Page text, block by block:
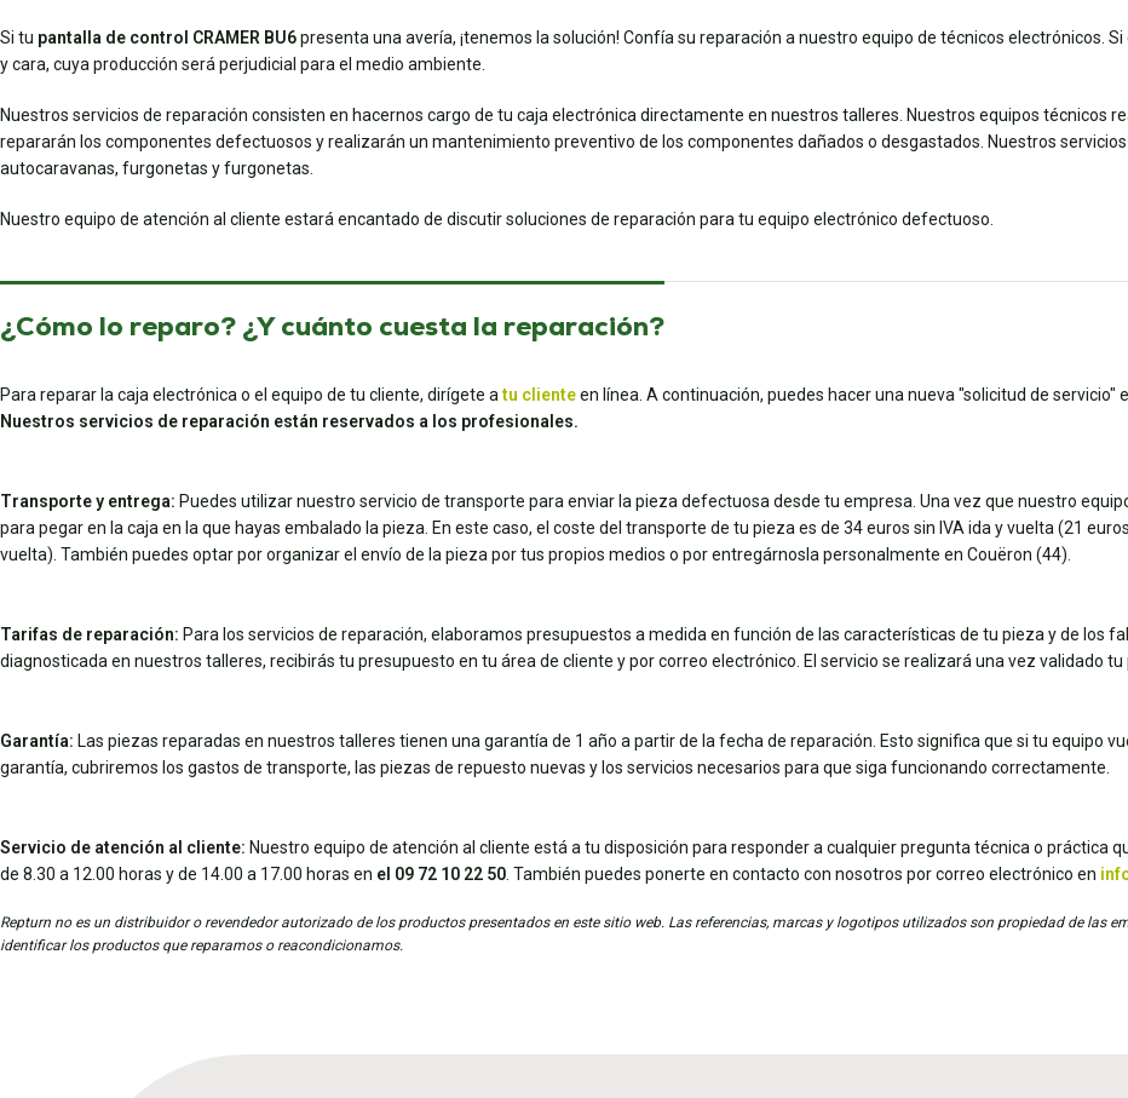
Si tu pantalla de control CRAMER BU6presenta una avería, ¡tenemos la solución! Confía su reparación a nuestro equipo de técnicos electrónicos.
y cara, cuya producción será perjudicial para el medio ambiente.
Nuestros servicios de reparación consisten en hacernos cargo de tu caja electrónica directamente en nuestros talleres. Nuestros equipos técnicos
repararán los componentes defectuosos y realizarán un mantenimiento preventivo de los componentes dañados o desgastados. Nuestros
autocaravanas, furgonetas y furgonetas.
Nuestro equipo de atención al cliente estará encantado de discutir soluciones de reparación para tu equipo electrónico defectuoso.
¿Cómo lo reparo? ¿Y cuánto cuesta la reparación?
Para reparar la caja electrónica o el equipo de tu cliente, dirígete atu clienteen línea. A continuación, puedes hacer una nueva "solicitud de
Nuestros servicios de reparación están reservados a los profesionales.
Transporte y entrega: Puedes utilizar nuestro servicio de transporte para enviar la pieza defectuosa desde tu empresa. Una vez que nuestro
para pegar en la caja en la que hayas embalado la pieza. En este caso, el coste del transporte de tu pieza es de 34 euros sin IVA ida y vuelta (21
vuelta). También puedes optar por organizar el envío de la pieza por tus propios medios o por entregárnosla personalmente en Couëron (44).
Tarifas de reparación: Para los servicios de reparación, elaboramos presupuestos a medida en función de las características de tu pieza y de los
diagnosticada en nuestros talleres, recibirás tu presupuesto en tu área de cliente y por correo electrónico. El servicio se realizará una vez validado tu
Garantía: Las piezas reparadas en nuestros talleres tienen una garantía de 1 año a partir de la fecha de reparación. Esto significa que si tu equipo
garantía, cubriremos los gastos de transporte, las piezas de repuesto nuevas y los servicios necesarios para que siga funcionando correctamente.
Servicio de atención al cliente: Nuestro equipo de atención al cliente está a tu disposición para responder a cualquier pregunta técnica o práctica
de 8.30 a 12.00 horas y de 14.00 a 17.00 horas en el 09 72 10 22 50 . También puedes ponerte en contacto con nosotros por correo electrónico en
Repturn no es un distribuidor o revendedor autorizado de los productos presentados en este sitio web. Las referencias, marcas y logotipos utilizados son propiedad de las
identificar los productos que reparamos o reacondicionamos.